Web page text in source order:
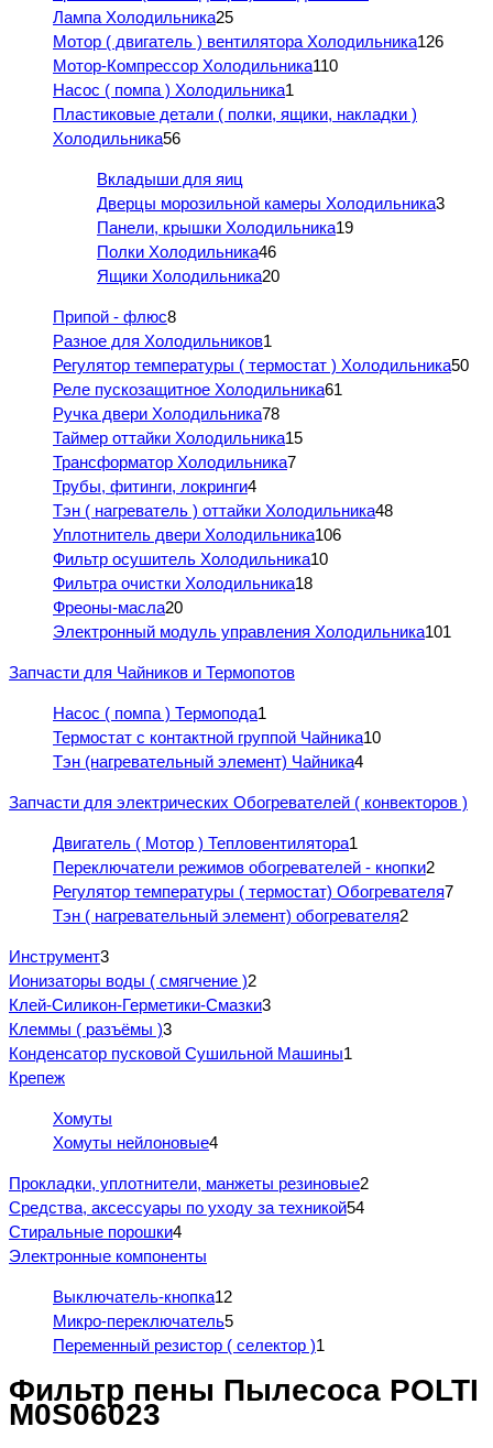
Лампа Холодильника25
Мотор ( двигатель ) вентилятора Холодильника126
Мотор-Компрессор Холодильника110
Насос ( помпа ) Холодильника1
Пластиковые детали ( полки, ящики, накладки )
Холодильника56
Вкладыши для яиц
Дверцы морозильной камеры Холодильника3
Панели, крышки Холодильника19
Полки Холодильника46
Ящики Холодильника20
Припой - флюс8
Разное для Холодильников1
Регулятор температуры ( термостат ) Холодильника50
Реле пускозащитное Холодильника61
Ручка двери Холодильника78
Таймер оттайки Холодильника15
Трансформатор Холодильника7
Трубы, фитинги, локринги4
Тэн ( нагреватель ) оттайки Холодильника48
Уплотнитель двери Холодильника106
Фильтр осушитель Холодильника10
Фильтра очистки Холодильника18
Фреоны-масла20
Электронный модуль управления Холодильника101
Запчасти для Чайников и Термопотов
Насос ( помпа ) Термопода1
Термостат с контактной группой Чайника10
Тэн (нагревательный элемент) Чайника4
Запчасти для электрических Обогревателей ( конвекторов )
Двигатель ( Мотор ) Тепловентилятора1
Переключатели режимов обогревателей - кнопки2
Регулятор температуры ( термостат) Обогревателя7
Тэн ( нагревательный элемент) обогревателя2
Инструмент3
Ионизаторы воды ( смягчение )2
Клей-Силикон-Герметики-Смазки3
Клеммы ( разъёмы )3
Конденсатор пусковой Сушильной Машины1
Крепеж
Хомуты
Хомуты нейлоновые4
Прокладки, уплотнители, манжеты резиновые2
Средства, аксессуары по уходу за техникой54
Стиральные порошки4
Электронные компоненты
Выключатель-кнопка12
Микро-переключатель5
Переменный резистор ( селектор )1
Фильтр пены Пылесоса POLTI
M0S06023